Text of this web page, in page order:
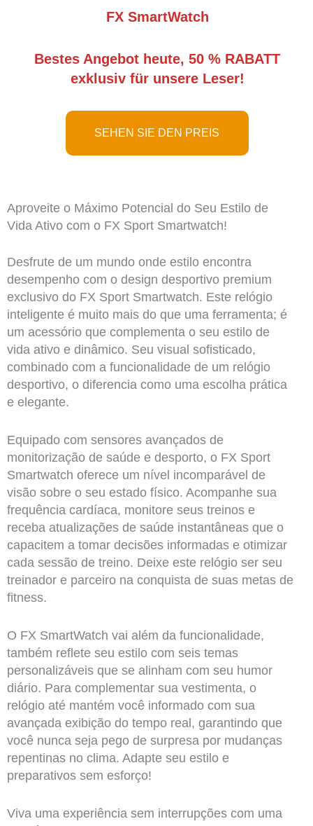
FX SmartWatch
Bestes Angebot heute, 50 % RABATT
exklusiv für unsere Leser!
SEHEN SIE DEN PREIS
Aproveite o Máximo Potencial do Seu Estilo de
Vida Ativo com o FX Sport Smartwatch!
Desfrute de um mundo onde estilo encontra
desempenho com o design desportivo premium
exclusivo do FX Sport Smartwatch. Este relógio
inteligente é muito mais do que uma ferramenta; é
um acessório que complementa o seu estilo de
vida ativo e dinâmico. Seu visual sofisticado,
combinado com a funcionalidade de um relógio
desportivo, o diferencia como uma escolha prática
e elegante.
Equipado com sensores avançados de
monitorização de saúde e desporto, o FX Sport
Smartwatch oferece um nível incomparável de
visão sobre o seu estado físico. Acompanhe sua
frequência cardíaca, monitore seus treinos e
receba atualizações de saúde instantâneas que o
capacitem a tomar decisões informadas e otimizar
cada sessão de treino. Deixe este relógio ser seu
treinador e parceiro na conquista de suas metas de
fitness.
O FX SmartWatch vai além da funcionalidade,
também reflete seu estilo com seis temas
personalizáveis que se alinham com seu humor
diário. Para complementar sua vestimenta, o
relógio até mantém você informado com sua
avançada exibição do tempo real, garantindo que
você nunca seja pego de surpresa por mudanças
repentinas no clima. Adapte seu estilo e
preparativos sem esforço!
Viva uma experiência sem interrupções com uma